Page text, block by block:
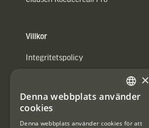
Villkor
Integritetspolicy
#Interjaktfamily SWEDISH
×
Denna webbplats använder
cookies
Denna webbplats använder cookies för att